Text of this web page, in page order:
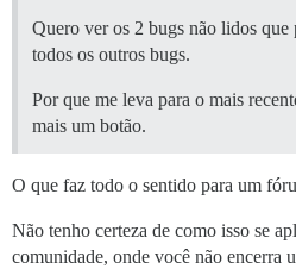
Quero ver os 2 bugs não lidos
todos os outros bugs.
Por que me leva para o mais
mais um botão.
O que faz todo o sentido para um
Não tenho certeza de como isso se
comunidade, onde você não encerra